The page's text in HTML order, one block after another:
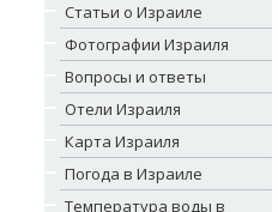
Статьи о Израиле
Фотографии Израиля
Вопросы и ответы
Отели Израиля
Карта Израиля
Погода в Израиле
Температура воды в